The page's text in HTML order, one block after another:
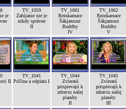
je
TV_1059
Zabíjanie nie je
nikdy správne
II
TV_1061
Reinkarnace
Šákjamuni
Buddhy
IV
TV_1062
Reinkarnace
Šákjamuni
Buddhy
V
II
TV_1041
Príčina a odplata I
TV_1044
Zvieratá
prispievajú k
zdraviu našej
planéty
II
TV_1045
Zvieratá
prispievajú k
zdraviu našej
planéty
III